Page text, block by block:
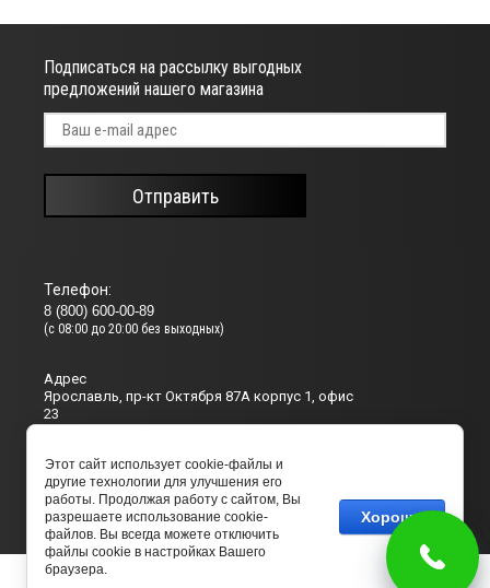
Телефон:
8 (800) 600-00-89
(с 08:00 до 20:00 без выходных)
Адрес
Ярославль, пр-кт Октября 87А корпус 1, офис
23
Е-mail:
info@t-d-a-m.com
Подписаться на рассылку выгодных
предложений нашего магазина
Отправить
Этот сайт использует cookie-файлы и
другие технологии для улучшения его
работы. Продолжая работу с сайтом, Вы
разрешаете использование cookie-
файлов. Вы всегда можете отключить
файлы cookie в настройках Вашего
браузера.
Хорошо